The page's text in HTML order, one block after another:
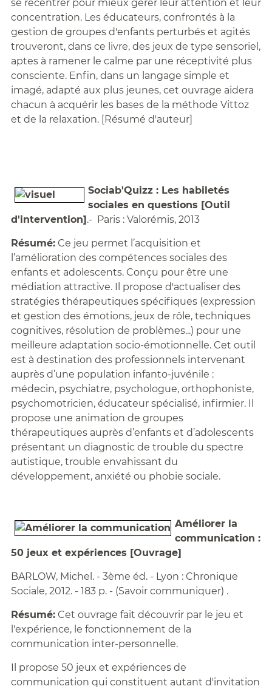
se recentrer pour mieux gérer leur attention et leur
concentration. Les éducateurs, confrontés à la
gestion de groupes d'enfants perturbés et agités
trouveront, dans ce livre, des jeux de type sensoriel,
aptes à ramener le calme par une réceptivité plus
consciente. Enfin, dans un langage simple et
imagé, adapté aux plus jeunes, cet ouvrage aidera
chacun à acquérir les bases de la méthode Vittoz
et de la relaxation. [Résumé d'auteur]
Sociab'Quizz : Les habiletés
sociales en questions [Outil
d'intervention].- Paris : Valorémis, 2013
Résumé:Ce jeu permet l’acquisition et
l’amélioration des compétences sociales des
enfants et adolescents. Conçu pour être une
médiation attractive. Il propose d'actualiser des
stratégies thérapeutiques spécifiques (expression
et gestion des émotions, jeux de rôle, techniques
cognitives, résolution de problèmes...) pour une
meilleure adaptation socio-émotionnelle. Cet outil
est à destination des professionnels intervenant
auprès d’une population infanto-juvénile :
médecin, psychiatre, psychologue, orthophoniste,
psychomotricien, éducateur spécialisé, infirmier. Il
propose une animation de groupes
thérapeutiques auprès d’enfants et d’adolescents
présentant un diagnostic de trouble du spectre
autistique, trouble envahissant du
développement, anxiété ou phobie sociale.
Améliorer la
communication :
50 jeux et expériences [Ouvrage]
BARLOW, Michel. - 3ème éd. - Lyon : Chronique
Sociale, 2012. - 183 p. - (Savoir communiquer) .
Résumé:Cet ouvrage fait découvrir par le jeu et
l'expérience, le fonctionnement de la
communication inter-personnelle.
Il propose 50 jeux et expériences de
communication qui constituent autant d'invitation